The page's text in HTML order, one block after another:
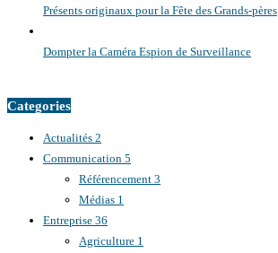
Présents originaux pour la Fête des Grands-pères
Dompter la Caméra Espion de Surveillance
Categories
Actualités 2
Communication 5
Référencement 3
Médias 1
Entreprise 36
Agriculture 1